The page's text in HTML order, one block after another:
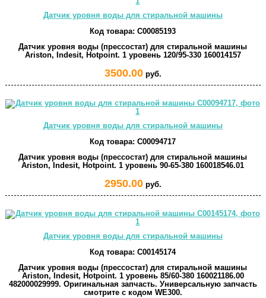
Датчик уровня воды для стиральной машины
Код товара: C00085193
Датчик уровня воды (прессостат) для стиральной машины
Ariston, Indesit, Hotpoint. 1 уровень 120/95-330 160014157
3500.00руб.
Датчик уровня воды для стиральной машины
Код товара: C00094717
Датчик уровня воды (прессостат) для стиральной машины
Ariston, Indesit, Hotpoint. 1 уровень 90-65-380 160018546.01
2950.00руб.
Датчик уровня воды для стиральной машины
Код товара: C00145174
Датчик уровня воды (прессостат) для стиральной машины
Ariston, Indesit, Hotpoint. 1 уровень 85/60-380 160021186.00
482000029999. Оригинальная запчасть. Универсальную запчасть
смотрите с кодом WE300.